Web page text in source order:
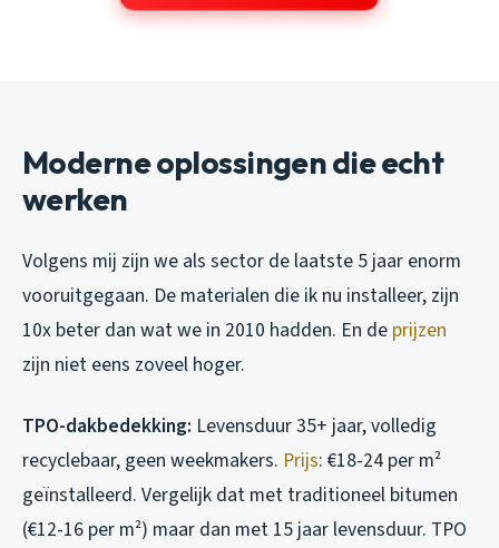
Moderne oplossingen die echt
werken
Volgens mij zijn we als sector de laatste 5 jaar enorm
vooruitgegaan. De materialen die ik nu installeer, zijn
10x beter dan wat we in 2010 hadden. En de prijzen
zijn niet eens zoveel hoger.
TPO-dakbedekking: Levensduur 35+ jaar, volledig
recyclebaar, geen weekmakers. Prijs: €18-24 per m²
geïnstalleerd. Vergelijk dat met traditioneel bitumen
(€12-16 per m²) maar dan met 15 jaar levensduur. TPO